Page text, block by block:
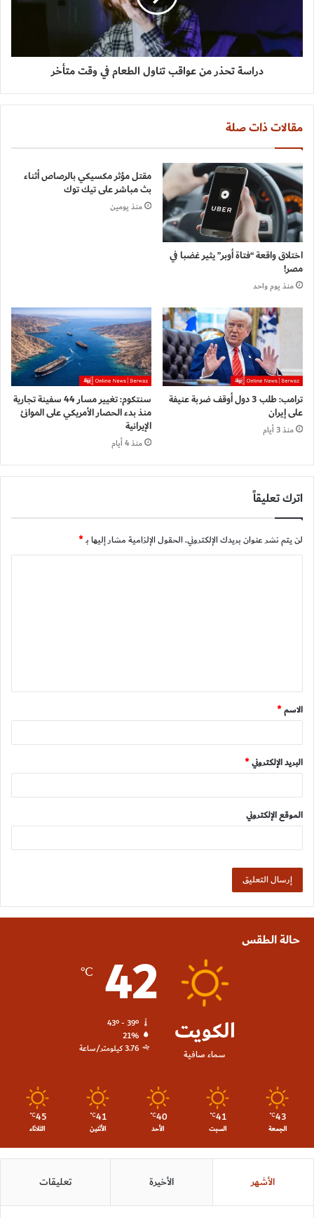
دراسة تحذر من عواقب تناول الطعام في وقت متأخر
مقالات ذات صلة
اختلاق واقعة “فتاة أوبر” يثير غضبا في
مصر!
منذ يوم واحد
مقتل مؤثر مكسيكي بالرصاص أثناء
بث مباشر على تيك توك
منذ يومين
ترامب: طلب 3 دول أوقف ضربة عنيفة
على إيران
منذ 3 أيام
سنتكوم: تغيير مسار 44 سفينة تجارية
منذ بدء الحصار الأمريكي على الموانئ
الإيرانية
منذ 4 أيام
اترك تعليقاً
لن يتم نشر عنوان بريدك الإلكتروني.الحقول الإلزامية مشار إليها بـ*
ق
*
الاسم*
البريد الإلكتروني*
الموقع الإلكتروني
حالة الطقس
الكويت
سماء صافية
42
℃
43º - 39º
21%
3.76 كيلومتر/ساعة
43
℃
الجمعة
41
℃
السبت
40
℃
الأحد
41
℃
الأثنين
45
℃
الثلاثاء
الأشهر الأخيرة تعليقات